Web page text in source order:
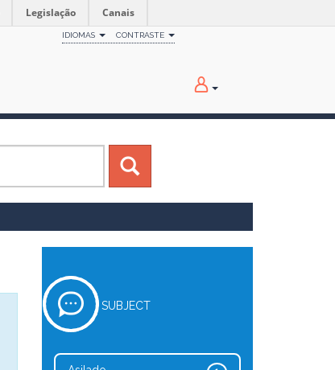
Legislação Canais
IDIOMAS CONTRASTE
SUBJECT